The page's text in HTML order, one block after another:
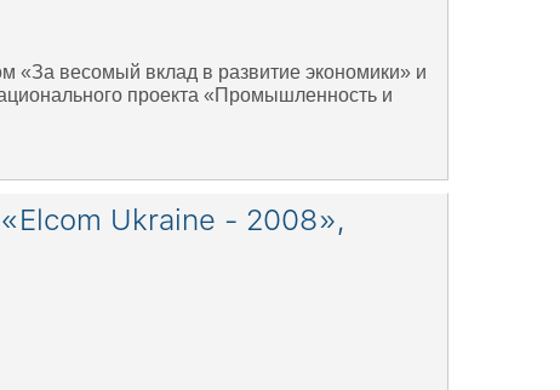
«За весомый вклад в развитие экономики» и
проекта «Промышленность и
Ukraine - 2008»,